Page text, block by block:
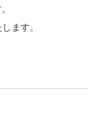
ます。